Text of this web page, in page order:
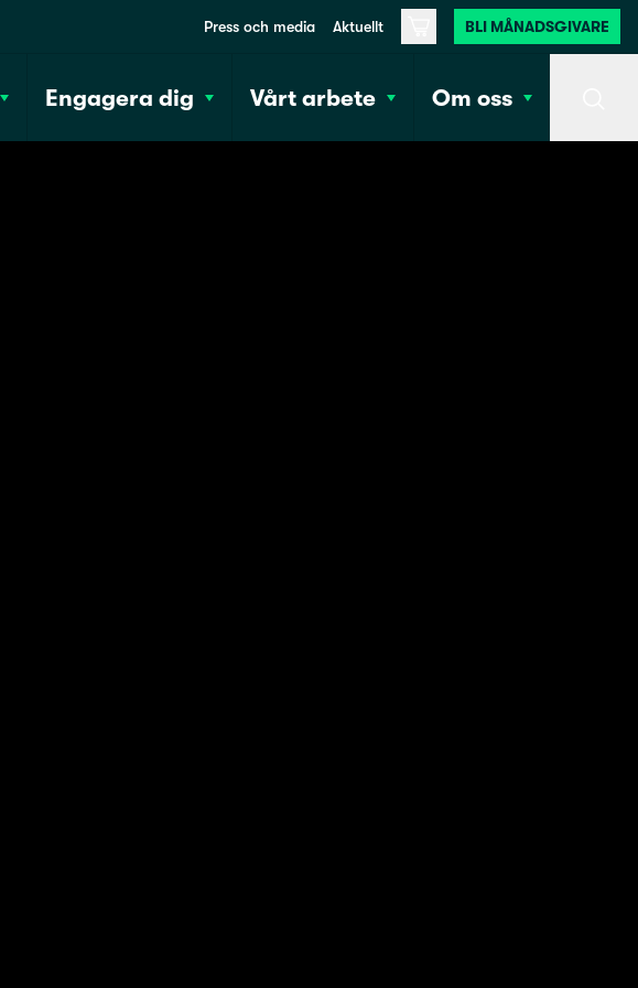
Press och media Aktuellt
Varukorg
BLI MÅNADSGIVARE
Engagera dig Vårt arbete Om oss